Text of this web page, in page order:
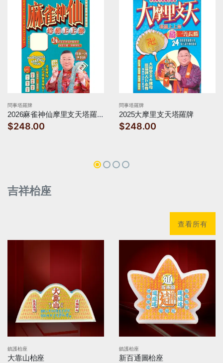
問事塔羅牌
2026麻雀神仙摩里支天塔羅上上簽
$248.00
問事塔羅牌
2025大摩里支天塔羅牌
$248.00
吉祥枱座
查看所有
鎮護枱座
大靠山枱座
鎮護枱座
新百通圖枱座